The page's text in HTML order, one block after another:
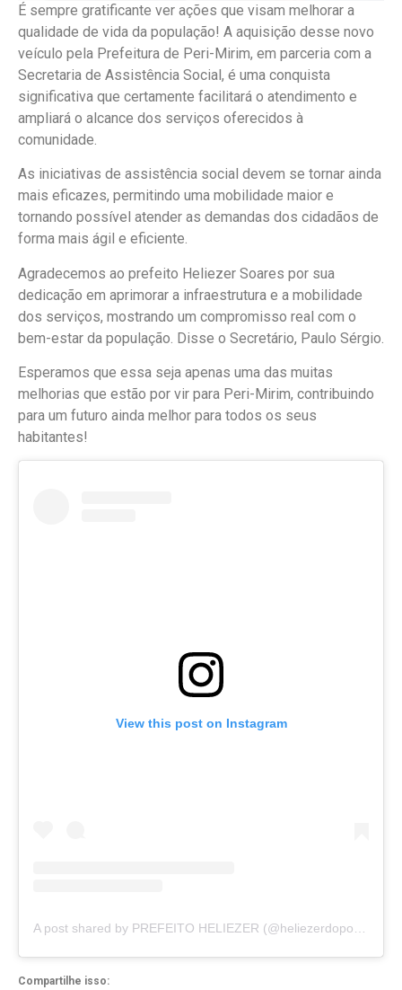
É sempre gratificante ver ações que visam melhorar a
qualidade de vida da população! A aquisição desse novo
veículo pela Prefeitura de Peri-Mirim, em parceria com a
Secretaria de Assistência Social, é uma conquista
significativa que certamente facilitará o atendimento e
ampliará o alcance dos serviços oferecidos à
comunidade.
As iniciativas de assistência social devem se tornar ainda
mais eficazes, permitindo uma mobilidade maior e
tornando possível atender as demandas dos cidadãos de
forma mais ágil e eficiente.
Agradecemos ao prefeito Heliezer Soares por sua
dedicação em aprimorar a infraestrutura e a mobilidade
dos serviços, mostrando um compromisso real com o
bem-estar da população. Disse o Secretário, Paulo Sérgio.
Esperamos que essa seja apenas uma das muitas
melhorias que estão por vir para Peri-Mirim, contribuindo
para um futuro ainda melhor para todos os seus
habitantes!
View this post on Instagram
Compartilhe isso: